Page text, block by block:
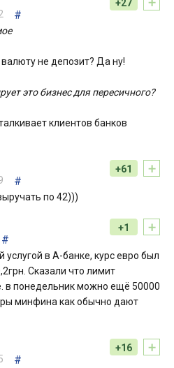
+27
#
не депозит? Да ну!
это бизнес для пересичного?
клиентов банков
+
+61
#
по 42)))
+
+1
#
услугой в А-банке, курс евро был
Сказали что лимит
в понедельник можно ещё 50000
минфина как обычно дают
+
+16
#